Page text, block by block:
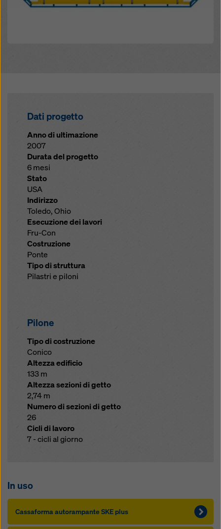
Dati progetto
Anno di ultimazione
2007
Durata del progetto
6 mesi
Stato
USA
Indirizzo
Toledo, Ohio
Esecuzione dei lavori
Fru-Con
Costruzione
Ponte
Tipo di struttura
Pilastri e piloni
Pilone
Tipo di costruzione
Conico
Altezza edificio
133 m
Altezza sezioni di getto
2,74 m
Numero di sezioni di getto
26
Cicli di lavoro
7 - cicli al giorno
In uso
Cas­saforma autorampante SKE plus